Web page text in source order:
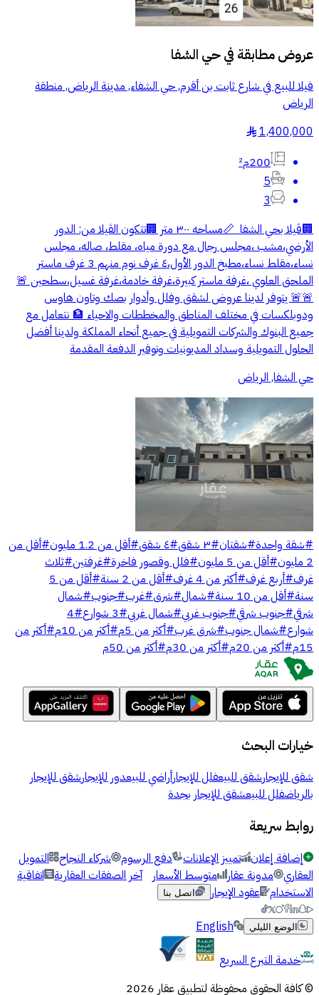
عروض مطابقة فيحي الشفا
فيلا للبيع في شارع ثابت بن أقرم, حي الشفاء, مدينة الرياض, منطقة
الرياض
1,400,000
§
200م²
5
3
🏢ڤيلا بحي الشفا 📏مساحه ٣٠٠ متر 🏢تتكون الڤيلا من: الدور
الأرضي،مشب ،مجلس رجال مع دورة مياه، مقلط، صاله، مجلس
نساء،مقلط نساء،مطبخ الدور الأول،٤ غرف نوم منهم 3 غرف ماستر
الملحق العلوي ،غرفة ماستر كبيرة،غرفة خادمة،غرفة غسيل،سطحين 🚨
🚨🚨 يتوفر لدينا عروض لشقق وفلل وأدوار بصك وتاون هاوس
ودوبلكسات في مختلف المناطق والمخططات والاحياء 🏦 نتعامل مع
جميع البنوك والشركات التمويلية في جميع أنحاء المملكة ولدينا أفضل
الحلول التمويلية وسداد المديونيات وتوفير الدفعة المقدمة
حي الشفا, الرياض
#شقة واحدة#شقتان#٣ شقق #٤ شقق #أقل من 1.2 مليون #أقل من
2 مليون
#أقل من 5 مليون #فلل وقصور فاخرة#غرفتين#ثلاث
غرف#أربع غرف#أكثر من 4 غرف #أقل من 2 سنة #
أقل من 5
سنة#أقل من 10 سنة #شمال#شرق#غرب#جنوب#شمال
شرقي#جنوب شرقي#جنوب غربي#شمال غربي#3 شوارع #
4
شوارع#شمال جنوب#شرق غرب#أكثر من 5م #أكثر من 10م #أكثر من
15م #أكثر من 20م #أكثر من 30م #أكثر من 50م
خيارات البحث
شقق للإيجارشقق للبيعفلل للإيجارأراضي للبيعدور للإيجارشقق للإيجار
بالرياضفلل للبيعشقق للإيجار بجدة
روابط سريعة
إضافة إعلان تمييز الإعلانات دفع الرسوم شركاء النجاح
التمويل
العقاري
مدونة عقار متوسط الأسعار آخر الصفقات العقارية
اتفاقية
الاستخدام عقود الإيجار اتصل بنا
الوضع الليلي
English
خدمة التبرع السريع
© كافة الحقوق محفوظة لتطبيق عقار 2026